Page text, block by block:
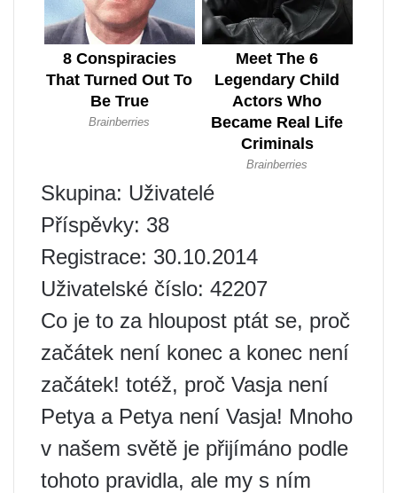
Skupina: Uživatelé
Příspěvky: 38
Registrace: 30.10.2014
Uživatelské číslo: 42207
Co je to za hloupost ptát se, proč
začátek není konec a konec není
začátek! totéž, proč Vasja není
Petya a Petya není Vasja! Mnoho
v našem světě je přijímáno podle
tohoto pravidla, ale my s ním